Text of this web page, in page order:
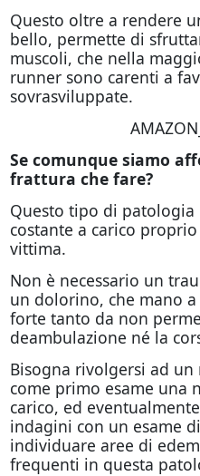
Questo oltre a rendere
bello, permette di
muscoli, che nella
runner sono carenti a
sovrasviluppate.
Se comunque siamo
frattura che fare?
Questo tipo di
costante a carico
vittima.
Non è necessario un
un dolorino, che mano
forte tanto da non
deambulazione né la
Bisogna rivolgersi ad un
come primo esame una
carico, ed
indagini con un esame
individuare aree di
frequenti in questa